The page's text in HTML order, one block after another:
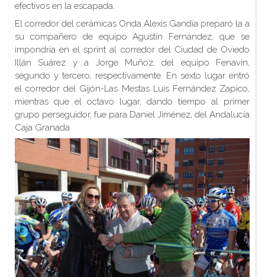
efectivos en la escapada.
El corredor del cerámicas Onda Alexis Gandía preparó la a
su compañero de equipo Agustín Fernández, que se
impondría en el sprint al corredor del Ciudad de Oviedo
Illán Suárez y a Jorge Muñoz, del equipo Fenavin,
segundo y tercero, respectivamente. En sexto lugar entró
el corredor del Gijón-Las Mestas Luis Fernández Zapico,
mientras que el octavo lugar, dando tiempo al primer
grupo perseguidor, fue para Daniel Jiménez, del Andalucía
Caja Granada.